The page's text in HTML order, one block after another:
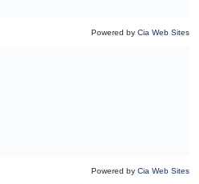
Powered by Cia Web Sites
Powered by Cia Web Sites